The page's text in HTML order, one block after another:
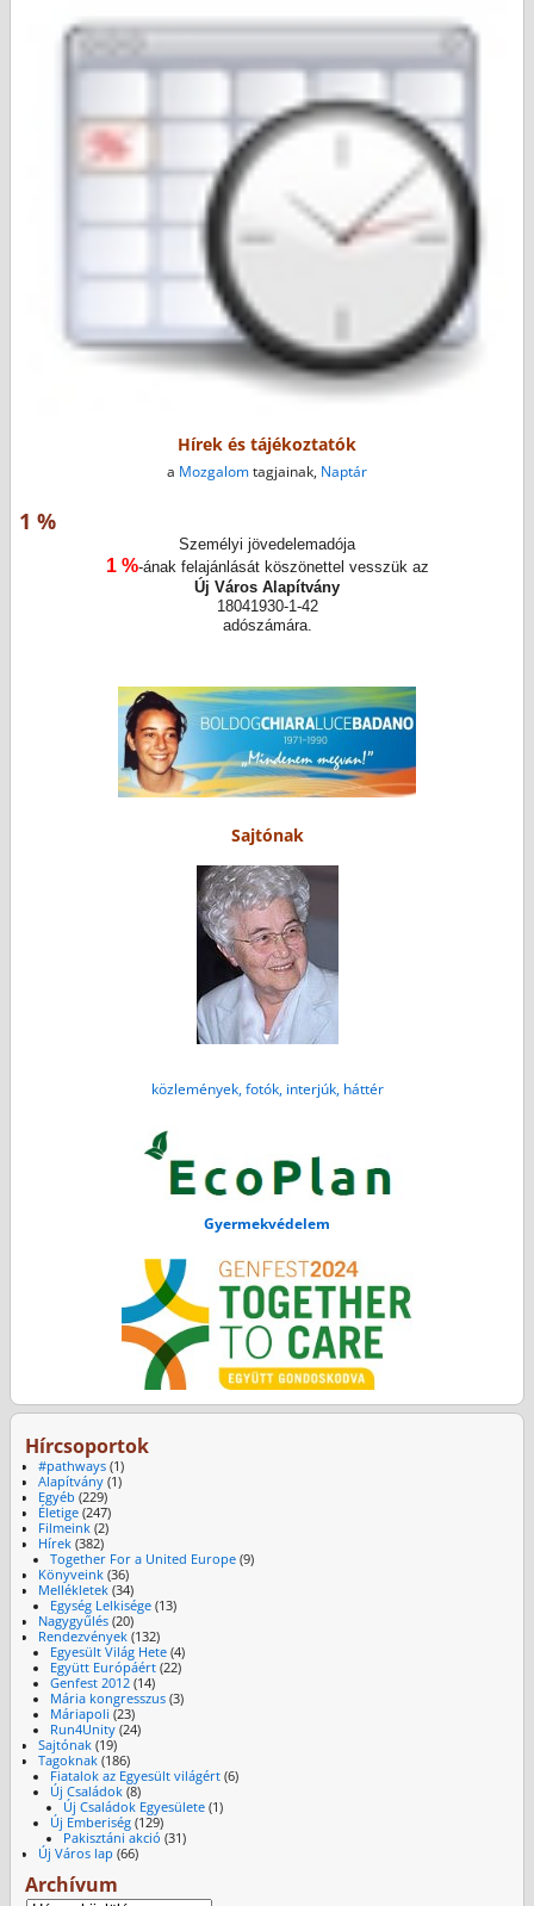
Hírek és tájékoztatók
a Mozgalomtagjainak, Naptár
1 %
Személyi jövedelemadója
1 %-ának felajánlását köszönettel vesszük az
Új Város Alapítvány
18041930-1-42
adószámára.
Sajtónak
közlemények, fotók, interjúk, háttér
Gyermekvédelem
Hírcsoportok
#pathways(1)
Alapítvány(1)
Egyéb (229)
Életige(247)
Filmeink(2)
Hírek(382)
Together For a United Europe (9)
Könyveink(36)
Mellékletek(34)
Egység Lelkisége (13)
Nagygyűlés(20)
Rendezvények(132)
Egyesült Világ Hete (4)
Együtt Európáért (22)
Genfest 2012 (14)
Mária kongresszus (3)
Máriapoli (23)
Run4Unity (24)
Sajtónak(19)
Tagoknak(186)
Fiatalok az Egyesült világért (6)
Új Családok (8)
Új Családok Egyesülete(1)
Új Emberiség (129)
Pakisztáni akció (31)
Új Város lap (66)
Archívum